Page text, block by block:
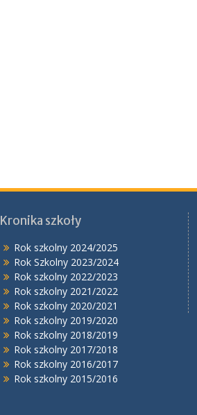
Kronika szkoły
Rok szkolny 2024/2025
Rok Szkolny 2023/2024
Rok szkolny 2022/2023
Rok szkolny 2021/2022
Rok szkolny 2020/2021
Rok szkolny 2019/2020
Rok szkolny 2018/2019
Rok szkolny 2017/2018
Rok szkolny 2016/2017
Rok szkolny 2015/2016